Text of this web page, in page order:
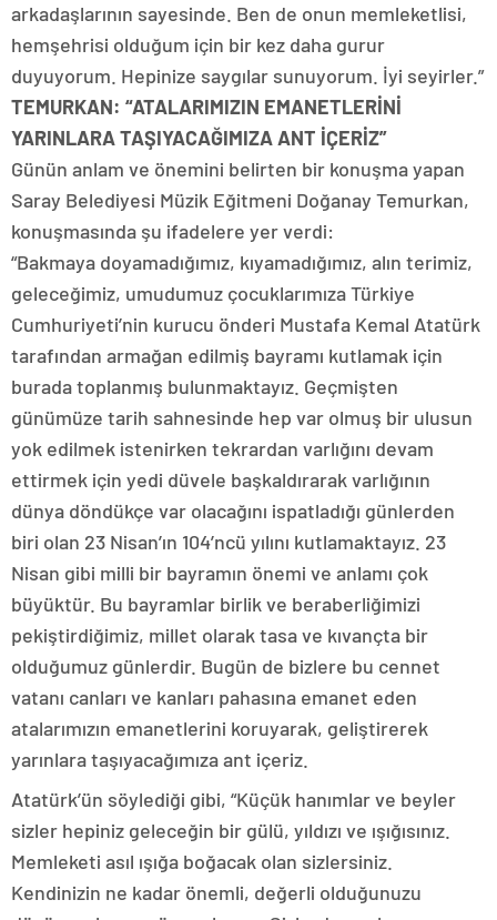
arkadaşlarının sayesinde. Ben de onun memleketlisi,
hemşehrisi olduğum için bir kez daha gurur
duyuyorum. Hepinize saygılar sunuyorum. İyi seyirler.”
TEMURKAN: “ATALARIMIZIN EMANETLERİNİ
YARINLARA TAŞIYACAĞIMIZA ANT İÇERİZ”
Günün anlam ve önemini belirten bir konuşma yapan
Saray Belediyesi Müzik Eğitmeni Doğanay Temurkan,
konuşmasında şu ifadelere yer verdi:
“Bakmaya doyamadığımız, kıyamadığımız, alın terimiz,
geleceğimiz, umudumuz çocuklarımıza Türkiye
Cumhuriyeti’nin kurucu önderi Mustafa Kemal Atatürk
tarafından armağan edilmiş bayramı kutlamak için
burada toplanmış bulunmaktayız. Geçmişten
günümüze tarih sahnesinde hep var olmuş bir ulusun
yok edilmek istenirken tekrardan varlığını devam
ettirmek için yedi düvele başkaldırarak varlığının
dünya döndükçe var olacağını ispatladığı günlerden
biri olan 23 Nisan’ın 104’ncü yılını kutlamaktayız. 23
Nisan gibi milli bir bayramın önemi ve anlamı çok
büyüktür. Bu bayramlar birlik ve beraberliğimizi
pekiştirdiğimiz, millet olarak tasa ve kıvançta bir
olduğumuz günlerdir. Bugün de bizlere bu cennet
vatanı canları ve kanları pahasına emanet eden
atalarımızın emanetlerini koruyarak, geliştirerek
yarınlara taşıyacağımıza ant içeriz.
Atatürk’ün söylediği gibi, “Küçük hanımlar ve beyler
sizler hepiniz geleceğin bir gülü, yıldızı ve ışığısınız.
Memleketi asıl ışığa boğacak olan sizlersiniz.
Kendinizin ne kadar önemli, değerli olduğunuzu